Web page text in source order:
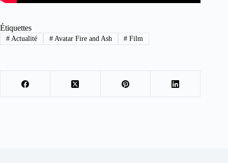
Étiquettes
#Actualité #Avatar Fire and Ash # Film